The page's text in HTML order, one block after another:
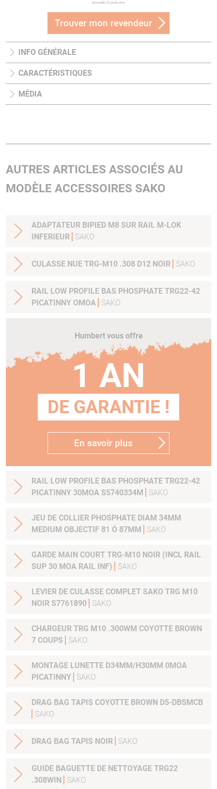
Trouver mon revendeur
INFO GÉNÉRALE
CARACTÉRISTIQUES
MÉDIA
AUTRES ARTICLES ASSOCIÉS AU
MODÈLE ACCESSOIRES SAKO
ADAPTATEUR BIPIED M8 SUR RAIL M-LOK
INFERIEUR
SAKO
CULASSE NUE TRG-M10 .308 D12 NOIR SAKO
RAIL LOW PROFILE BAS PHOSPHATE TRG22-42
PICATINNY OMOA
SAKO
Humbert vous offre
1 AN
DE GARANTIE !
En savoir plus
RAIL LOW PROFILE BAS PHOSPHATE TRG22-42
PICATINNY 30MOA S5740334M
SAKO
JEU DE COLLIER PHOSPHATE DIAM 34MM
MEDIUM OBJECTIF 81 Ó 87MM
SAKO
GARDE MAIN COURT TRG-M10 NOIR (INCL RAIL
SUP 30 MOA RAIL INF)
SAKO
LEVIER DE CULASSE COMPLET SAKO TRG M10
NOIR S7761890
SAKO
CHARGEUR TRG M10 .300WM COYOTTE BROWN
7 COUPS
SAKO
MONTAGE LUNETTE D34MM/H30MM 0MOA
PICATINNY
SAKO
DRAG BAG TAPIS COYOTTE BROWN D5-DBSMCB
SAKO
DRAG BAG TAPIS NOIR SAKO
GUIDE BAGUETTE DE NETTOYAGE TRG22
.308WIN
SAKO